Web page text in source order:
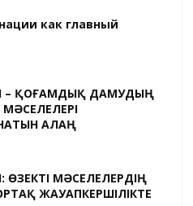
как главный
– ҚОҒАМДЫҚ ДАМУДЫҢ
АЛАҢ
ӨЗЕКТІ МӘСЕЛЕЛЕРДІҢ
ЖАУАПКЕРШІЛІКТЕ